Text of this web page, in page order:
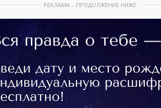
РЕКЛАМА – ПРОДОЛЖЕНИЕ НИЖЕ